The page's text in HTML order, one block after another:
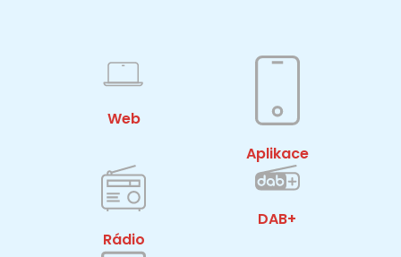
Web
Aplikace
Rádio
DAB+